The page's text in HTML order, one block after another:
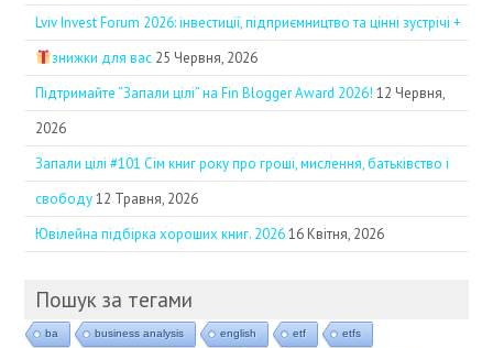
Lviv Invest Forum 2026: інвестиції, підприємництво та цінні зустрічі +
знижки для вас 25 Червня, 2026
Підтримайте “Запали цілі” на Fin Blogger Award 2026! 12 Червня,
2026
Запали цілі #101 Сім книг року про гроші, мислення, батьківство і
свободу 12 Травня, 2026
Ювілейна підбірка хороших книг. 2026 16 Квітня, 2026
Пошук за тегами
ba business analysis english etf etfs